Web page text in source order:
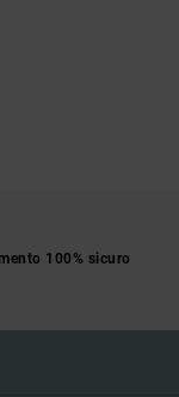
100% sicuro